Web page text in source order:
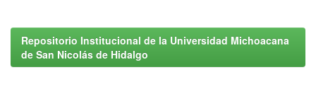
Repositorio Institucional de la Universidad Michoacana
de San Nicolás de Hidalgo